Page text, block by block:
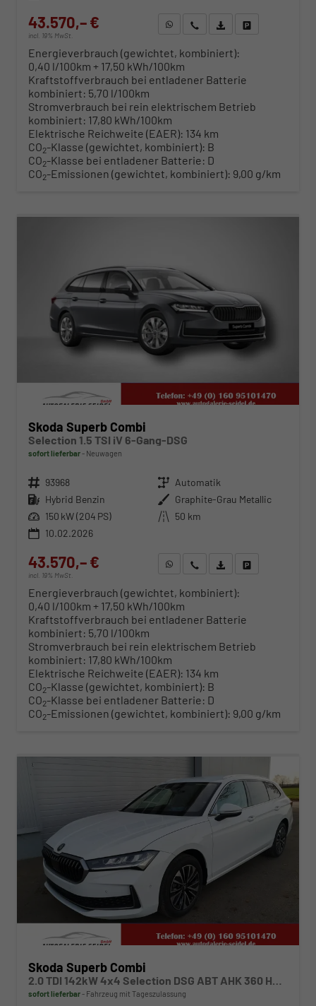
43.570,– €
incl. 19% MwSt.
WhatsApp anfragen
Wir rufen Sie anFahrzeugexposé (PDF)
Energieverbrauch (gewichtet, kombiniert):
0,40 l/100km + 17,50 kWh/100km
Kraftstoffverbrauch bei entladener Batterie
kombiniert: 5,70 l/100km
Stromverbrauch bei rein elektrischem Betrieb
kombiniert: 17,80 kWh/100km
Elektrische Reichweite (EAER): 134 km
CO2-Klasse (gewichtet, kombiniert): B
CO2-Klasse bei entladener Batterie: D
CO2-Emissionen (gewichtet, kombiniert): 9,00 g/km
Skoda Superb Combi
Selection 1.5 TSI iV 6-Gang-DSG
sofort lieferbar Neuwagen
Fahrzeugnr. 93968 Getriebe Automatik
Kraftstoff Hybrid Benzin Außenfarbe Graphite-Grau Metallic
Leistung 150 kW (204 PS) Kilometerstand 50 km
10.02.2026
43.570,– €
incl. 19% MwSt.
WhatsApp anfragen
Wir rufen Sie anFahrzeugexposé (PDF)
Energieverbrauch (gewichtet, kombiniert):
0,40 l/100km + 17,50 kWh/100km
Kraftstoffverbrauch bei entladener Batterie
kombiniert: 5,70 l/100km
Stromverbrauch bei rein elektrischem Betrieb
kombiniert: 17,80 kWh/100km
Elektrische Reichweite (EAER): 134 km
CO2-Klasse (gewichtet, kombiniert): B
CO2-Klasse bei entladener Batterie: D
CO2-Emissionen (gewichtet, kombiniert): 9,00 g/km
Skoda Superb Combi
2.0 TDI 142kW 4x4 Selection DSG ABT AHK 360 Head Up
sofort lieferbar Fahrzeug mit Tageszulassung